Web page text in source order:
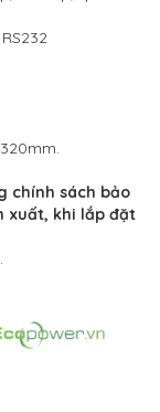
chính sách bảo
xuất, khi lắp đặt